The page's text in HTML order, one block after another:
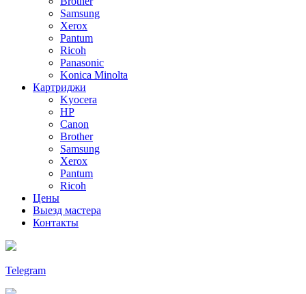
Samsung
Xerox
Pantum
Ricoh
Panasonic
Konica Minolta
Картриджи
Kyocera
HP
Canon
Brother
Samsung
Xerox
Pantum
Ricoh
Цены
Выезд мастера
Контакты
Telegram